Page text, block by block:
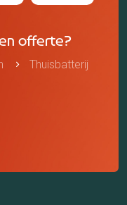
offerte?
Thuisbatterij